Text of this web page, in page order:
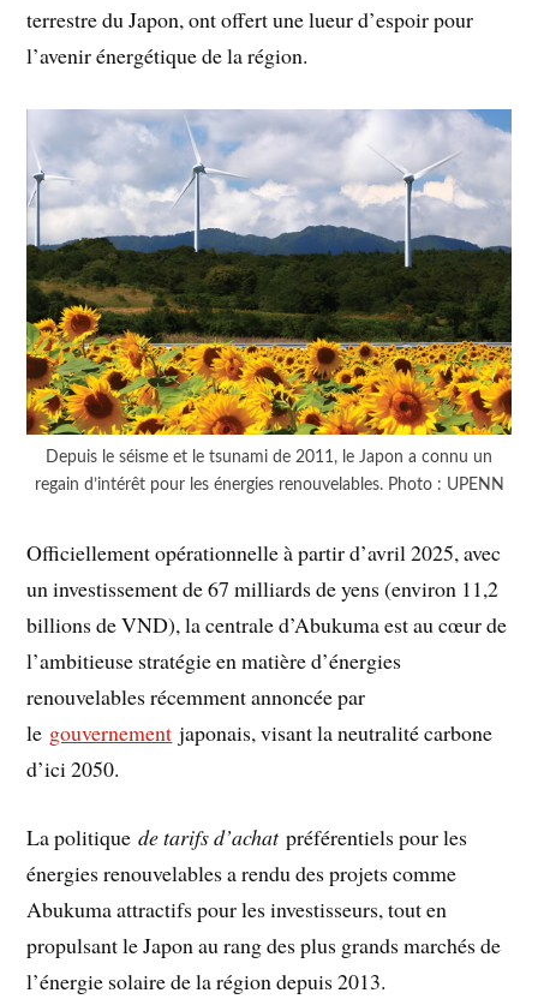
terrestre du Japon, ont offert une lueur d’espoir pour
l’avenir énergétique de la région.
Depuis le séisme et le tsunami de 2011, le Japon a connu un
regain d’intérêt pour les énergies renouvelables. Photo : UPENN
Officiellement opérationnelle à partir d’avril 2025, avec
un investissement de 67 milliards de yens (environ 11,2
billions de VND), la centrale d’Abukuma est au cœur de
l’ambitieuse stratégie en matière d’énergies
renouvelables récemment annoncée par
le gouvernement japonais, visant la neutralité carbone
d’ici 2050.
La politiquede tarifs d’achatpréférentiels pour les
énergies renouvelables a rendu des projets comme
Abukuma attractifs pour les investisseurs, tout en
propulsant le Japon au rang des plus grands marchés de
l’énergie solaire de la région depuis 2013.